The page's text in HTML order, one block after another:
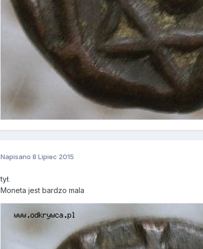
Napisano 8 Lipiec 2015
tył.
Moneta jest bardzo mala